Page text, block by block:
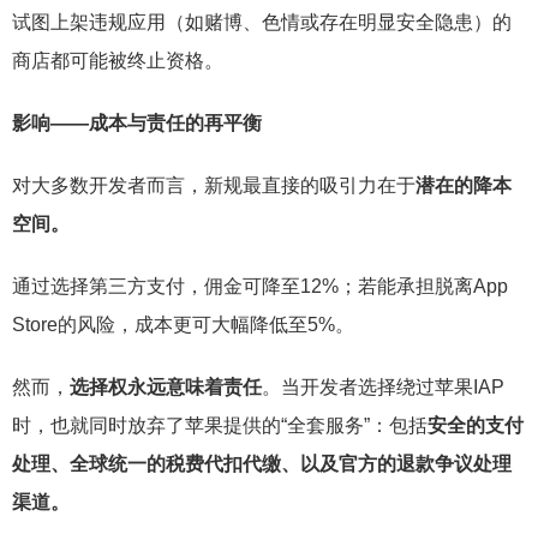
试图上架违规应用（如赌博、色情或存在明显安全隐患）的
商店都可能被终止资格。
影响——成本与责任的再平衡
对大多数开发者而言，新规最直接的吸引力在于潜在的降本
空间。
通过选择第三方支付，佣金可降至12%；若能承担脱离App
Store的风险，成本更可大幅降低至5%。
然而， 选择权永远意味着责任。当开发者选择绕过苹果IAP
时，也就同时放弃了苹果提供的“全套服务”：包括安全的支付
处理、全球统一的税费代扣代缴、以及官方的退款争议处理
渠道。